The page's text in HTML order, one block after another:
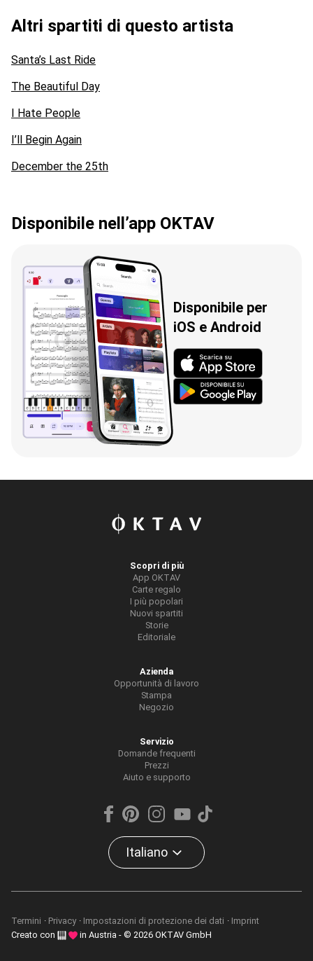
Altri spartiti di questo artista
Santa’s Last Ride
The Beautiful Day
I Hate People
I’ll Begin Again
December the 25th
Disponibile nell’app OKTAV
Disponibile per
iOS e Android
Scopri di più
App OKTAV
Carte regalo
I più popolari
Nuovi spartiti
Storie
Editoriale
Azienda
Opportunità di lavoro
Stampa
Negozio
Servizio
Domande frequenti
Prezzi
Aiuto e supporto
Italiano
Termini Privacy Impostazioni di protezione dei dati
Imprint
Creato con
in Austria - © 2026 OKTAV GmbH